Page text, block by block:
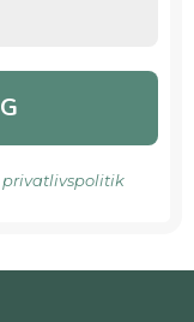
privatlivspolitik